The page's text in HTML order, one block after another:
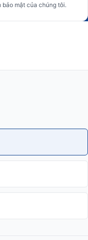
mật của chúng tôi.